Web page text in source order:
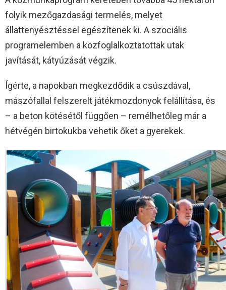
folyik mezőgazdasági termelés, melyet
állattenyésztéssel egészítenek ki. A szociális
programelemben a közfoglalkoztatottak utak
javítását, kátyúzását végzik.
Ígérte, a napokban megkezdődik a csúszdával,
mászófallal felszerelt játékmozdonyok felállítása, és
– a beton kötésétől függően – remélhetőleg már a
hétvégén birtokukba vehetik őket a gyerekek.